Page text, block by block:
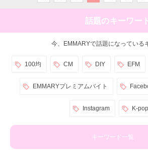
話題のキーワー
今、EMMARYで話題になっている
100均 CM DIY EFM
EMMARYプレミアムバイト
Instagram K-pop
キーワード一覧